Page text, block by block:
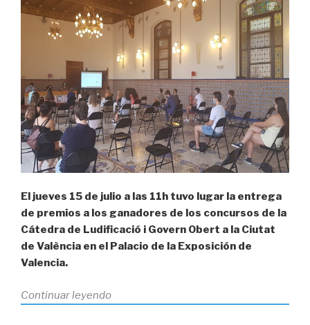
concursos
de
Cátedra
de
Ludificació
i
Govern
Obert
a
la
de
València»
El jueves 15 de julio a las 11h tuvo lugar la entrega
de premios a los ganadores de los concursos de la
Cátedra de Ludificació i Govern Obert a la Ciutat
de València en el Palacio de la Exposición de
Valencia.
Continuar leyendo«Los